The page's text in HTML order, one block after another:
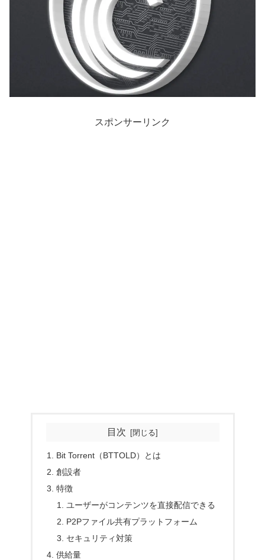
スポンサーリンク
目次
Bit Torrent（BTTOLD）とは
創設者
特徴
ユーザーがコンテンツを直接配信できる
P2Pファイル共有プラットフォーム
セキュリティ対策
供給量